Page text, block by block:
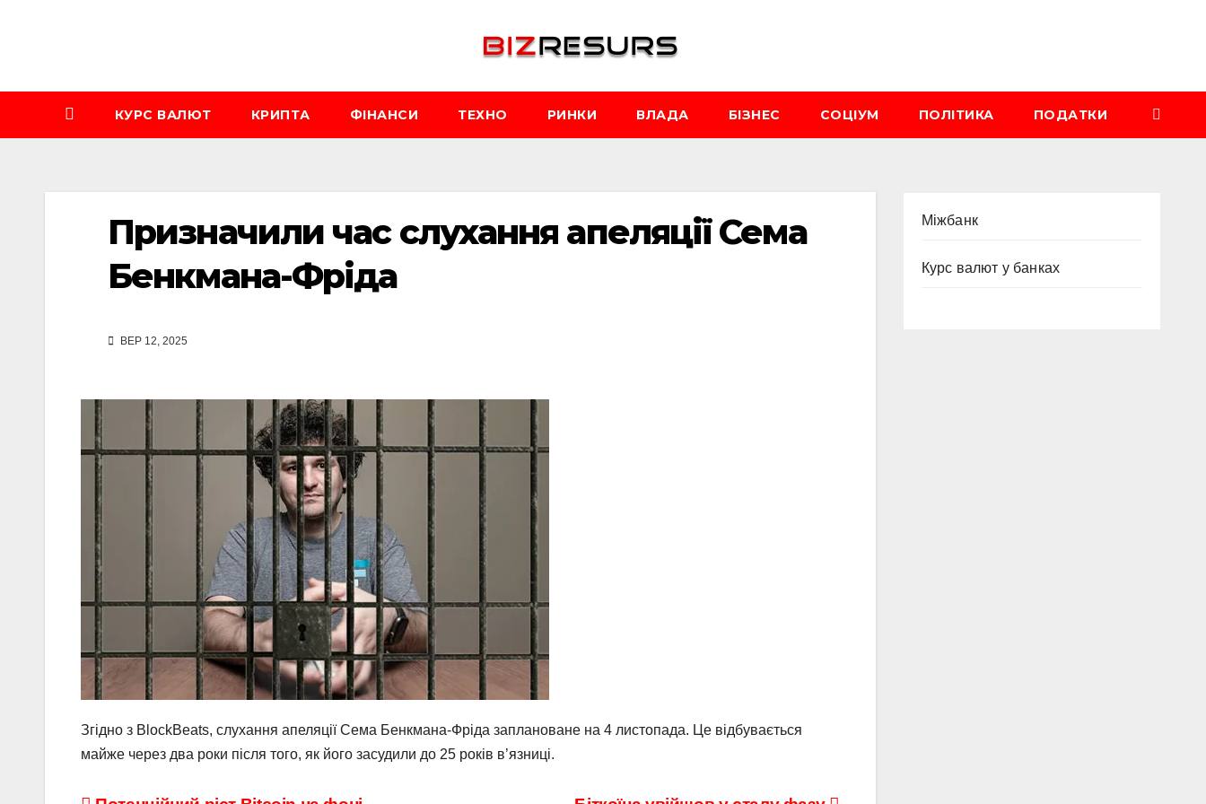
КУРС ВАЛЮТ КРИПТА ФІНАНСИ ТЕХНО РИНКИ ВЛАДА БІЗНЕС СОЦІУМ ПОЛІТИКА ПОДАТКИ
Призначили час слухання апеляції Сема
Бенкмана-Фріда
ВЕР 12, 2025
Згідно з BlockBeats, слухання апеляції Сема Бенкмана-Фріда заплановане на 4 листопада. Це відбувається
майже через два роки після того, як його засудили до 25 років в’язниці.
Міжбанк
Курс валют у банках